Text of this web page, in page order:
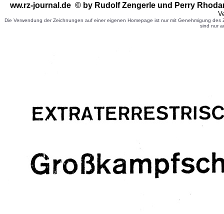
ww.rz-journal.de © by Rudolf Zengerle und Perry
Die Verwendung der Zeichnungen auf einer eigenen Homepage ist nur mit Genehmigung
sind nur